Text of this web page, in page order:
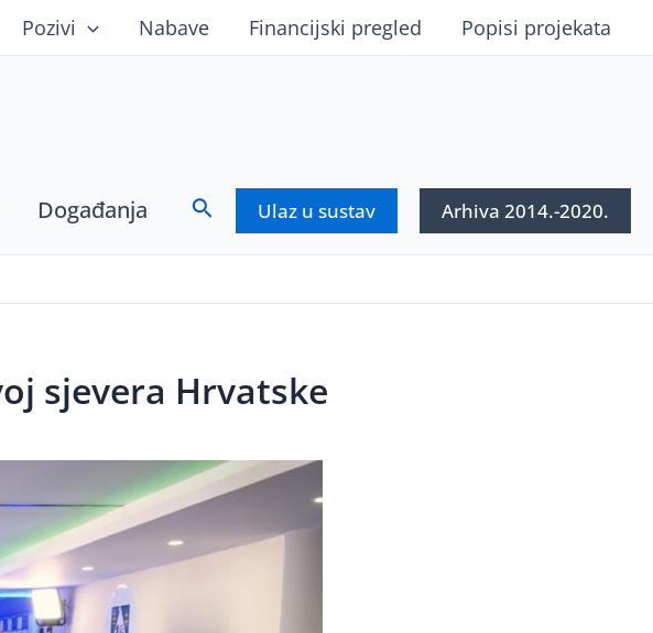
Pozivi Nabave Financijski pregled Popisi projekata
Događanja SearchUlaz u sustav Arhiva 2014.-2020.
sjevera Hrvatske